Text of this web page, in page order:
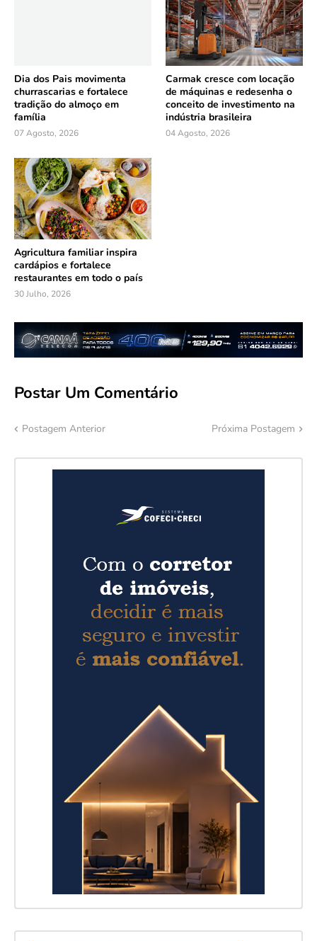
Dia dos Pais movimenta
churrascarias e fortalece
tradição do almoço em
família
07 Agosto, 2026
Carmak cresce com locação
de máquinas e redesenha o
conceito de investimento na
indústria brasileira
04 Agosto, 2026
Agricultura familiar inspira
cardápios e fortalece
restaurantes em todo o país
30 Julho, 2026
Postar Um Comentário
Postagem Anterior Próxima Postagem